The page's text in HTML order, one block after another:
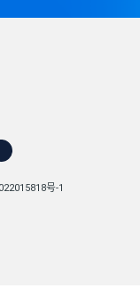
号-1